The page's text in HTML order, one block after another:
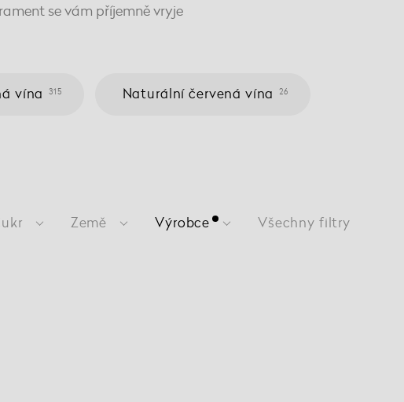
se vám příjemně vryje
vína 315 Naturální červená vína 26
Země Výrobce Všechny filtry